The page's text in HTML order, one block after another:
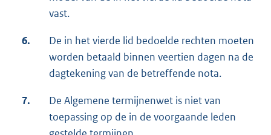
vast.
6.
De in het vierde lid bedoelde rechten moeten
worden betaald binnen veertien dagen na de
dagtekening van de betreffende nota.
7.
De Algemene termijnenwet is niet van
toepassing op de in de voorgaande leden